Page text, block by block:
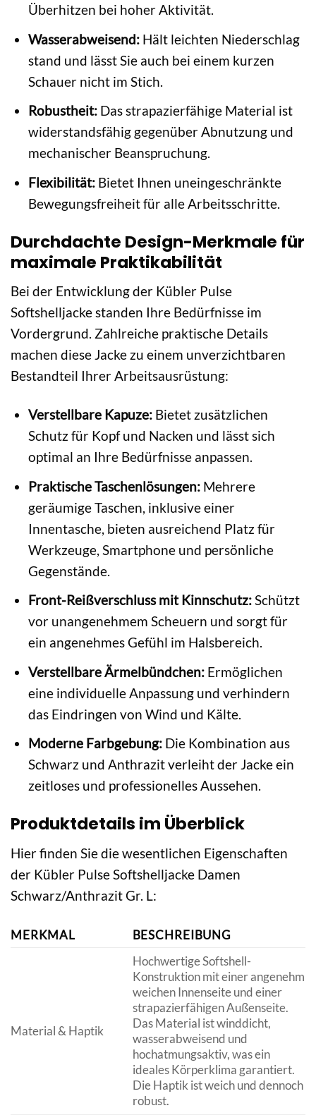
Überhitzen bei hoher Aktivität.
Wasserabweisend:Hält leichten Niederschlag
stand und lässt Sie auch bei einem kurzen
Schauer nicht im Stich.
Robustheit:Das strapazierfähige Material ist
widerstandsfähig gegenüber Abnutzung und
mechanischer Beanspruchung.
Flexibilität:Bietet Ihnen uneingeschränkte
Bewegungsfreiheit für alle Arbeitsschritte.
Durchdachte Design-Merkmale für
maximale Praktikabilität
Bei der Entwicklung der Kübler Pulse
Softshelljacke standen Ihre Bedürfnisse im
Vordergrund. Zahlreiche praktische Details
machen diese Jacke zu einem unverzichtbaren
Bestandteil Ihrer Arbeitsausrüstung:
Verstellbare Kapuze:Bietet zusätzlichen
Schutz für Kopf und Nacken und lässt sich
optimal an Ihre Bedürfnisse anpassen.
Praktische Taschenlösungen:Mehrere
geräumige Taschen, inklusive einer
Innentasche, bieten ausreichend Platz für
Werkzeuge, Smartphone und persönliche
Gegenstände.
Front-Reißverschluss mit Kinnschutz:Schützt
vor unangenehmem Scheuern und sorgt für
ein angenehmes Gefühl im Halsbereich.
Verstellbare Ärmelbündchen:Ermöglichen
eine individuelle Anpassung und verhindern
das Eindringen von Wind und Kälte.
Moderne Farbgebung:Die Kombination aus
Schwarz und Anthrazit verleiht der Jacke ein
zeitloses und professionelles Aussehen.
Produktdetails im Überblick
Hier finden Sie die wesentlichen Eigenschaften
der Kübler Pulse Softshelljacke Damen
Schwarz/Anthrazit Gr. L:
MERKMAL BESCHREIBUNG
Material & Haptik
Hochwertige Softshell-
Konstruktion mit einer angenehm
weichen Innenseite und einer
strapazierfähigen Außenseite.
Das Material ist winddicht,
wasserabweisend und
hochatmungsaktiv, was ein
ideales Körperklima garantiert.
Die Haptik ist weich und dennoch
robust.